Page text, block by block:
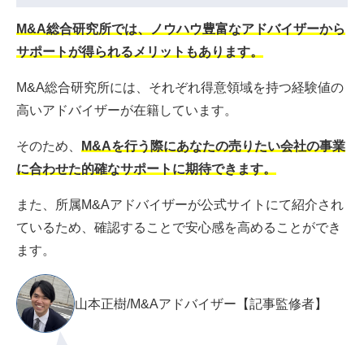
M&A総合研究所では、ノウハウ豊富なアドバイザーから
サポートが得られるメリットもあります。
M&A総合研究所には、それぞれ得意領域を持つ経験値の
高いアドバイザーが在籍しています。
そのため、
M&Aを行う際にあなたの売りたい会社の事業
に合わせた的確なサポートに期待できます。
また、所属M&Aアドバイザーが公式サイトにて紹介され
ているため、確認することで安心感を高めることができ
ます。
山本正樹/M&Aアドバイザー【記事監修者】